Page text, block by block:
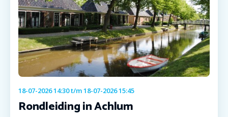
18-07-2026 14:30t/m18-07-2026 15:45
Rondleiding in Achlum